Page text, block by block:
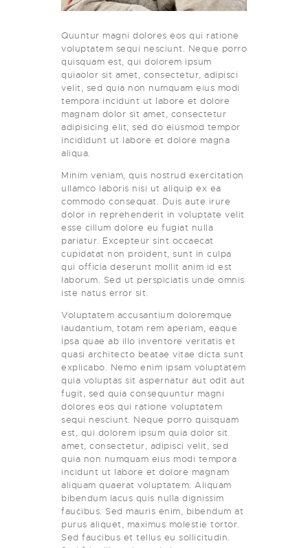
Quuntur magni dolores eos qui ratione
voluptatem sequi nesciunt. Neque porro
quisquam est, qui dolorem ipsum
quiaolor sit amet, consectetur, adipisci
velit, sed quia non numquam eius modi
tempora incidunt ut labore et dolore
magnam dolor sit amet, consectetur
adipisicing elit, sed do eiusmod tempor
incididunt ut labore et dolore magna
aliqua.
Minim veniam, quis nostrud exercitation
ullamco laboris nisi ut aliquip ex ea
commodo consequat. Duis aute irure
dolor in reprehenderit in voluptate velit
esse cillum dolore eu fugiat nulla
pariatur. Excepteur sint occaecat
cupidatat non proident, sunt in culpa
qui officia deserunt mollit anim id est
laborum. Sed ut perspiciatis unde omnis
iste natus error sit.
Voluptatem accusantium doloremque
laudantium, totam rem aperiam, eaque
ipsa quae ab illo inventore veritatis et
quasi architecto beatae vitae dicta sunt
explicabo. Nemo enim ipsam voluptatem
quia voluptas sit aspernatur aut odit aut
fugit, sed quia consequuntur magni
dolores eos qui ratione voluptatem
sequi nesciunt. Neque porro quisquam
est, qui dolorem ipsum quia dolor sit
amet, consectetur, adipisci velit, sed
quia non numquam eius modi tempora
incidunt ut labore et dolore magnam
aliquam quaerat voluptatem. Aliquam
bibendum lacus quis nulla dignissim
faucibus. Sed mauris enim, bibendum at
purus aliquet, maximus molestie tortor.
Sed faucibus et tellus eu sollicitudin.